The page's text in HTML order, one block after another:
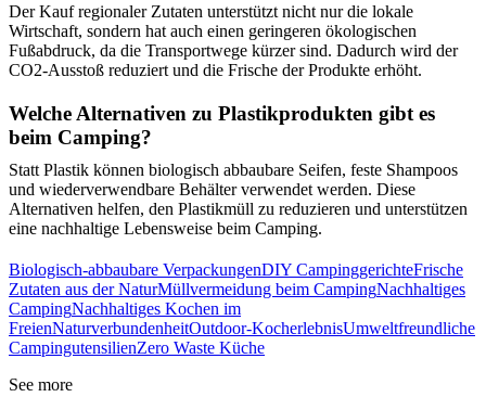
Der Kauf regionaler Zutaten unterstützt nicht nur die lokale
Wirtschaft, sondern hat auch einen geringeren ökologischen
Fußabdruck, da die Transportwege kürzer sind. Dadurch wird der
CO2-Ausstoß reduziert und die Frische der Produkte erhöht.
Welche Alternativen zu Plastikprodukten gibt es
beim Camping?
Statt Plastik können biologisch abbaubare Seifen, feste Shampoos
und wiederverwendbare Behälter verwendet werden. Diese
Alternativen helfen, den Plastikmüll zu reduzieren und unterstützen
eine nachhaltige Lebensweise beim Camping.
Biologisch-abbaubare VerpackungenDIY CampinggerichteFrische
Zutaten aus der NaturMüllvermeidung beim CampingNachhaltiges
CampingNachhaltiges Kochen im
FreienNaturverbundenheitOutdoor-KocherlebnisUmweltfreundliche
CampingutensilienZero Waste Küche
See more